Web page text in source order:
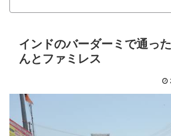
インドのバーダーミで通っ
んとファミレス